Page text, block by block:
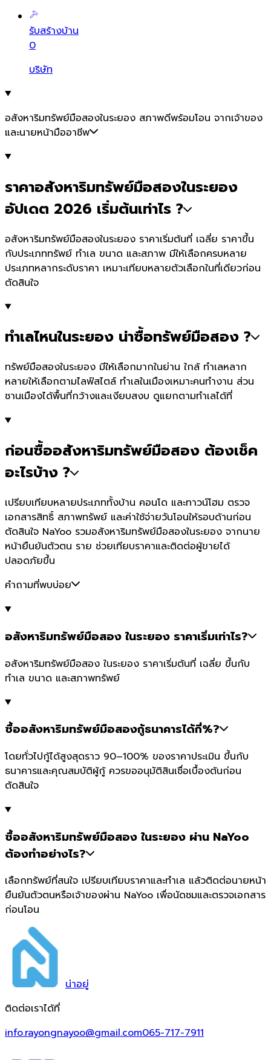
รับสร้างบ้าน
0
บริษัท
อสังหาริมทรัพย์มือสองในระยอง สภาพดีพร้อมโอน จากเจ้าของ
และนายหน้ามืออาชีพ
ราคาอสังหาริมทรัพย์มือสองในระยอง
อัปเดต 2026 เริ่มต้นเท่าไร ?
อสังหาริมทรัพย์มือสองในระยอง ราคาเริ่มต้นที่ เฉลี่ย ราคาขึ้น
กับประเภททรัพย์ ทำเล ขนาด และสภาพ มีให้เลือกครบหลาย
ประเภทหลากระดับราคา เหมาะเทียบหลายตัวเลือกในที่เดียวก่อน
ตัดสินใจ
ทำเลไหนในระยอง น่าซื้อทรัพย์มือสอง ?
ทรัพย์มือสองในระยอง มีให้เลือกมากในย่าน ใกล้ ทำเลหลาก
หลายให้เลือกตามไลฟ์สไตล์ ทำเลในเมืองเหมาะคนทำงาน ส่วน
ชานเมืองได้พื้นที่กว้างและเงียบสงบ ดูแยกตามทำเลได้ที่
ก่อนซื้ออสังหาริมทรัพย์มือสอง ต้องเช็ค
อะไรบ้าง ?
เปรียบเทียบหลายประเภททั้งบ้าน คอนโด และทาวน์โฮม ตรวจ
เอกสารสิทธิ์ สภาพทรัพย์ และค่าใช้จ่ายวันโอนให้รอบด้านก่อน
ตัดสินใจ NaYoo รวมอสังหาริมทรัพย์มือสองในระยอง จากนาย
หน้ายืนยันตัวตน ราย ช่วยเทียบราคาและติดต่อผู้ขายได้
ปลอดภัยขึ้น
คำถามที่พบบ่อย
อสังหาริมทรัพย์มือสอง ในระยอง ราคาเริ่มเท่าไร?
อสังหาริมทรัพย์มือสอง ในระยอง ราคาเริ่มต้นที่ เฉลี่ย ขึ้นกับ
ทำเล ขนาด และสภาพทรัพย์
ซื้ออสังหาริมทรัพย์มือสองกู้ธนาคารได้กี่%?
โดยทั่วไปกู้ได้สูงสุดราว 90–100% ของราคาประเมิน ขึ้นกับ
ธนาคารและคุณสมบัติผู้กู้ ควรขออนุมัติสินเชื่อเบื้องต้นก่อน
ตัดสินใจ
ซื้ออสังหาริมทรัพย์มือสอง ในระยอง ผ่าน NaYoo
ต้องทำอย่างไร?
เลือกทรัพย์ที่สนใจ เปรียบเทียบราคาและทำเล แล้วติดต่อนายหน้า
ยืนยันตัวตนหรือเจ้าของผ่าน NaYoo เพื่อนัดชมและตรวจเอกสาร
ก่อนโอน
น่าอยู่
ติดต่อเราได้ที่
info.rayongnayoo@gmail.com065-717-7911